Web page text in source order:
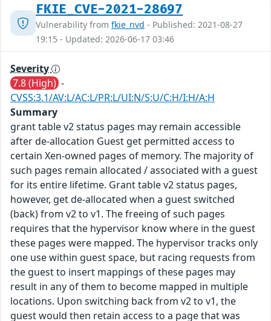
FKIE_CVE-2021-28697
Vulnerability from fkie_nvd - Published: 2021-08-27
19:15 - Updated: 2026-06-17 03:46
Severity
7.8 (High) -
CVSS:3.1/AV:L/AC:L/PR:L/UI:N/S:U/C:H/I:H/A:H
Summary
grant table v2 status pages may remain accessible
after de-allocation Guest get permitted access to
certain Xen-owned pages of memory. The majority of
such pages remain allocated / associated with a guest
for its entire lifetime. Grant table v2 status pages,
however, get de-allocated when a guest switched
(back) from v2 to v1. The freeing of such pages
requires that the hypervisor know where in the guest
these pages were mapped. The hypervisor tracks only
one use within guest space, but racing requests from
the guest to insert mappings of these pages may
result in any of them to become mapped in multiple
locations. Upon switching back from v2 to v1, the
guest would then retain access to a page that was